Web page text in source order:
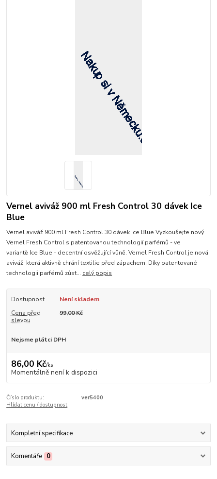
Vernel aviváž 900 ml Fresh Control 30 dávek Ice
Blue
Vernel aviváž 900 ml Fresh Control 30 dávek Ice Blue Vyzkoušejte nový
Vernel Fresh Control s patentovanou technologií parfémů - ve
variantě Ice Blue - decentní osvěžující vůně. Vernel Fresh Control je nová
aviváž, která aktivně chrání textilie před zápachem. Díky patentované
technologii parfémů zůst... celý popis
Dostupnost
Není skladem
Cena před
slevou
99,00 Kč
Nejsme plátci DPH
86,00 Kč/ks
Momentálně není k dispozici
Číslo produktu:
ver5400
Hlídat cenu / dostupnost
Kompletní specifikace
Komentáře 0